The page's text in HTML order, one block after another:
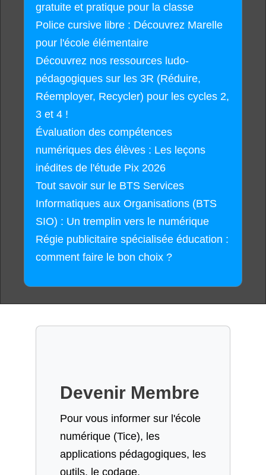
gratuite et pratique pour la classe
Police cursive libre : Découvrez Marelle
pour l'école élémentaire
Découvrez nos ressources ludo-
pédagogiques sur les 3R (Réduire,
Réemployer, Recycler) pour les cycles 2,
3 et 4 !
Évaluation des compétences
numériques des élèves : Les leçons
inédites de l'étude Pix 2026
Tout savoir sur le BTS Services
Informatiques aux Organisations (BTS
SIO) : Un tremplin vers le numérique
Régie publicitaire spécialisée éducation :
comment faire le bon choix ?
Devenir Membre
Pour vous informer sur l'école
numérique (Tice), les
applications pédagogiques, les
outils, le codage,